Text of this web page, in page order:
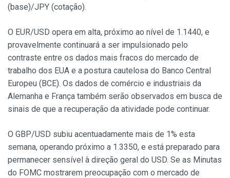
(base)/JPY (cotação).
O EUR/USD opera em alta, próximo ao nível de 1.1440, e
provavelmente continuará a ser impulsionado pelo
contraste entre os dados mais fracos do mercado de
trabalho dos EUA e a postura cautelosa do Banco Central
Europeu (BCE). Os dados de comércio e industriais da
Alemanha e França também serão observados em busca de
sinais de que a recuperação da atividade pode continuar.
O GBP/USD subiu acentuadamente mais de 1% esta
semana, operando próximo a 1.3350, e está preparado para
permanecer sensível à direção geral do USD. Se as Minutas
do FOMC mostrarem preocupação com o mercado de